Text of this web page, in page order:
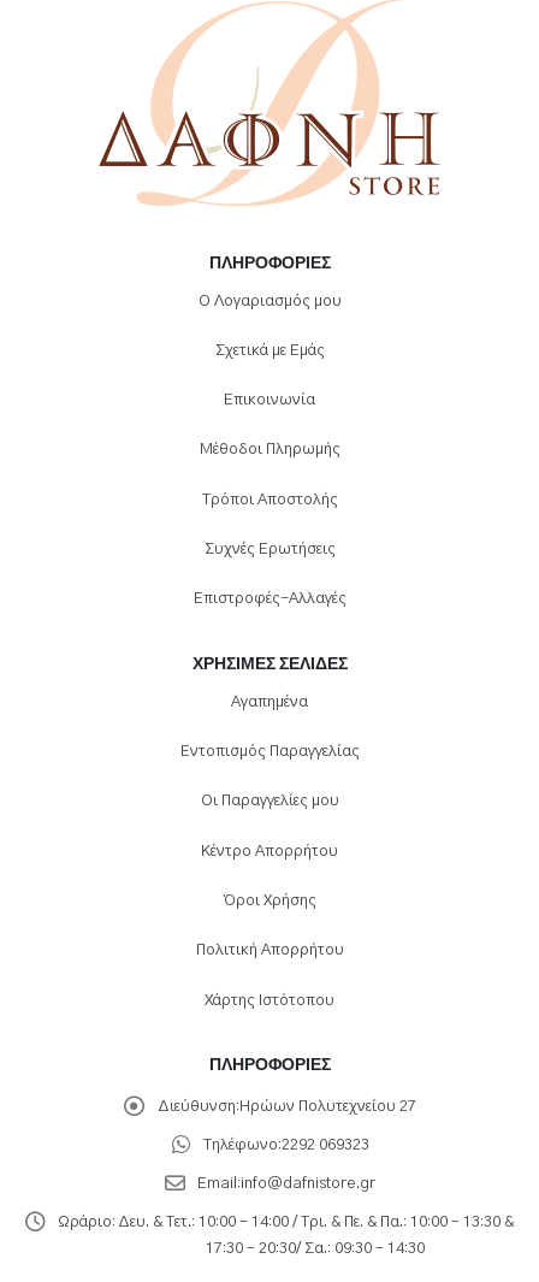
ΠΛΗΡΟΦΟΡΊΕΣ
Ο Λογαριασμός μου
Σχετικά με Εμάς
Επικοινωνία
Μέθοδοι Πληρωμής
Τρόποι Αποστολής
Συχνές Ερωτήσεις
Επιστροφές-Αλλαγές
ΧΡΉΣΙΜΕΣ ΣΕΛΊΔΕΣ
Αγαπημένα
Εντοπισμός Παραγγελίας
Οι Παραγγελίες μου
Κέντρο Απορρήτου
Όροι Χρήσης
Πολιτική Απορρήτου
Χάρτης Ιστότοπου
ΠΛΗΡΟΦΟΡΊΕΣ
Διεύθυνση: Ηρώων Πολυτεχνείου 27
Τηλέφωνο:2292 069323
Email:info@dafnistore.gr
Ωράριο: Δευ. & Τετ.: 10:00 - 14:00 / Τρι. & Πε. & Πα.: 10:00 – 13:30 &
17:30 – 20:30/ Σα.: 09:30 – 14:30